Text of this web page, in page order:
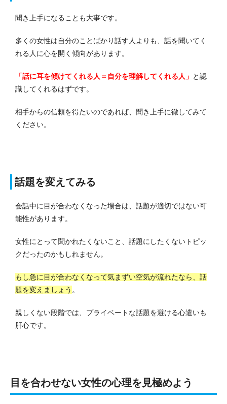
聞き上手になることも大事です。
多くの女性は自分のことばかり話す人よりも、話を聞いてく
れる人に心を開く傾向があります。
「話に耳を傾けてくれる人＝自分を理解してくれる人」 と認
識してくれるはずです。
相手からの信頼を得たいのであれば、聞き上手に徹してみて
ください。
話題を変えてみる
会話中に目が合わなくなった場合は、話題が適切ではない可
能性があります。
女性にとって聞かれたくないこと、話題にしたくないトピッ
クだったのかもしれません。
もし急に目が合わなくなって気まずい空気が流れたなら、話
題を変えましょう 。
親しくない段階では、プライベートな話題を避ける心遣いも
肝心です。
目を合わせない女性の心理を見極めよう